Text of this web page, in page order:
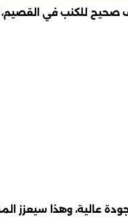
صحيح للكنب في القصيم،
وهذا سيعزز